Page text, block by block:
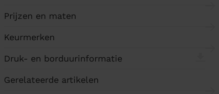
Prijzen en maten
Keurmerken
Druk- en borduurinformatie
Gerelateerde artikelen